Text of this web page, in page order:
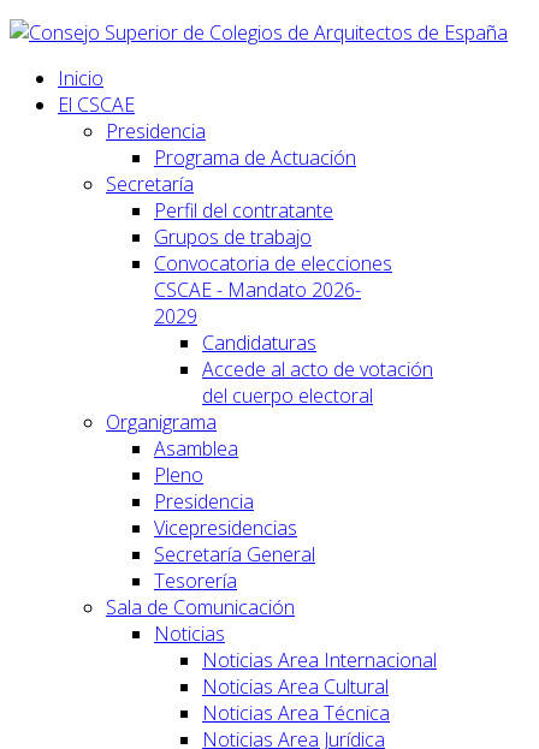
Inicio
El CSCAE
Presidencia
Programa de Actuación
Secretaría
Perfil del contratante
Grupos de trabajo
Convocatoria de elecciones
CSCAE - Mandato 2026-
2029
Candidaturas
Accede al acto de votación
del cuerpo electoral
Organigrama
Asamblea
Pleno
Presidencia
Vicepresidencias
Secretaría General
Tesorería
Sala de Comunicación
Noticias
Noticias Area Internacional
Noticias Area Cultural
Noticias Area Técnica
Noticias Area Jurídica